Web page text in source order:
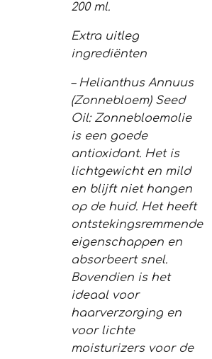
200 ml.
Extra uitleg
ingrediënten
– Helianthus Annuus
(Zonnebloem) Seed
Oil: Zonnebloemolie
is een goede
antioxidant. Het is
lichtgewicht en mild
en blijft niet hangen
op de huid. Het heeft
ontstekingsremmende
eigenschappen en
absorbeert snel.
Bovendien is het
ideaal voor
haarverzorging en
voor lichte
moisturizers voor de